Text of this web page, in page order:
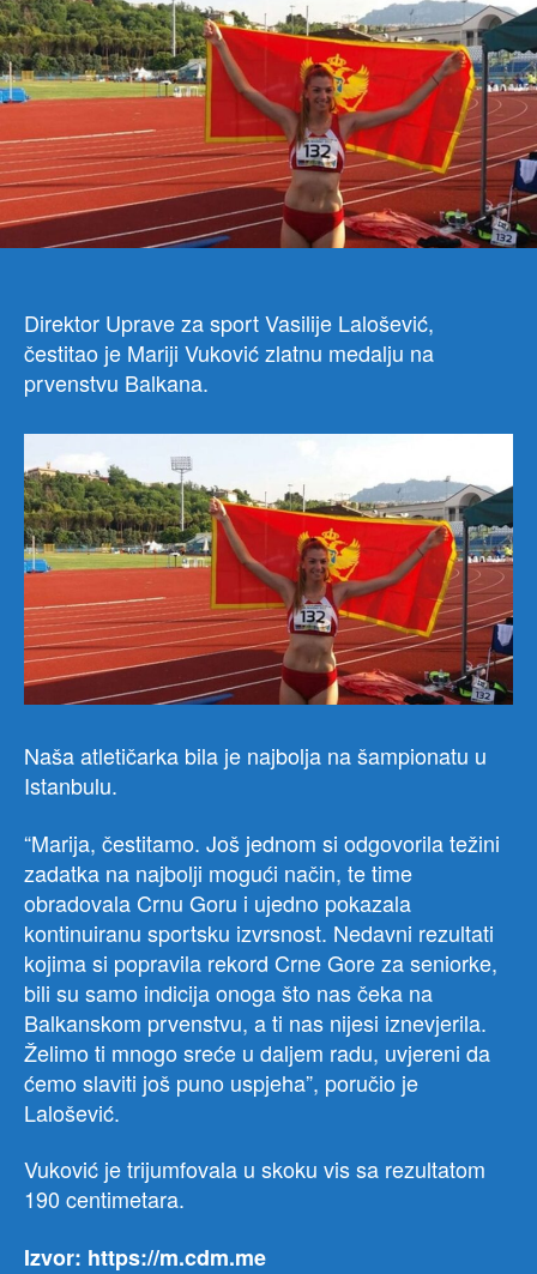
si
Direktor Uprave za sport Vasilije Lalošević,
čestitao je Mariji Vuković zlatnu medalju na
prvenstvu Balkana.
Naša atletičarka bila je najbolja na šampionatu u
Istanbulu.
“Marija, čestitamo. Još jednom si odgovorila težini
zadatka na najbolji mogući način, te time
obradovala Crnu Goru i ujedno pokazala
kontinuiranu sportsku izvrsnost. Nedavni rezultati
kojima si popravila rekord Crne Gore za seniorke,
bili su samo indicija onoga što nas čeka na
Balkanskom prvenstvu, a ti nas nijesi iznevjerila.
Želimo ti mnogo sreće u daljem radu, uvjereni da
ćemo slaviti još puno uspjeha”, poručio je
Lalošević.
Vuković je trijumfovala u skoku vis sa rezultatom
190 centimetara.
Izvor: https://m.cdm.me